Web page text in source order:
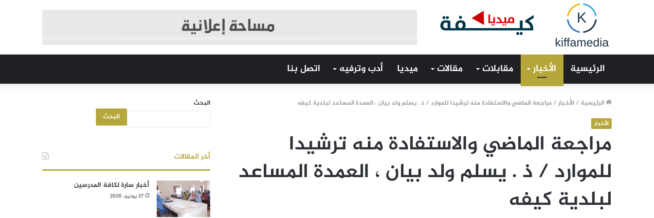
الرئيسية الأخبار مقابلات مقالات ميديا أدب وترفيه اتصل بنا
الرئيسية /الأخبار/ مراجعة الماضي والاستفادة منه ترشيدا للموارد / ذ . يسلم ولد بيان ، العمدة المساعد لبلدية كيفه
الأخبار
مراجعة الماضي والاستفادة منه ترشيدا
للموارد / ذ . يسلم ولد بيان ، العمدة المساعد
لبلدية كيفه
البحث
البحث
أخر المقالات
أخبار سارة لكافة المدرسين
27 يونيو، 2020